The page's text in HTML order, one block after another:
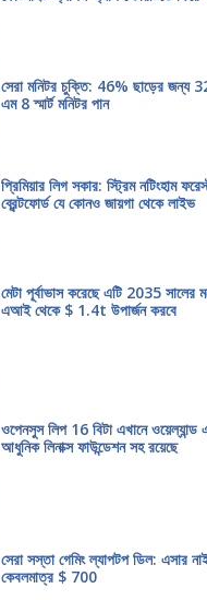
সেরা মনিটর চুক্তি: 46% ছাড়ের জন্য 32
এম 8 স্মার্ট মনিটর পান
প্রিমিয়ার লিগ সকার: স্ট্রিম নটিংহাম
ব্রেন্টফোর্ড যে কোনও জায়গা থেকে লাইভ
মেটা পূর্বাভাস করেছে এটি 2035 সালের
এআই থেকে $ 1.4t উপার্জন করবে
ওপেনসুস লিপ 16 বিটা এখানে ওয়েল্যান্ড
আধুনিক লিনাক্স ফাউন্ডেশন সহ রয়েছে
সেরা সস্তা গেমিং ল্যাপটপ ডিল: এসার
কেবলমাত্র $ 700